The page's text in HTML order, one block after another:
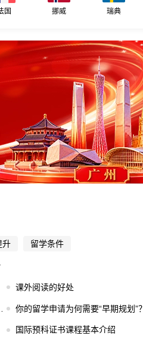
国 挪威 瑞典
升 留学条件
课外阅读的好处
你的留学申请为何需要“早期规划”？
国际预科证书课程基本介绍